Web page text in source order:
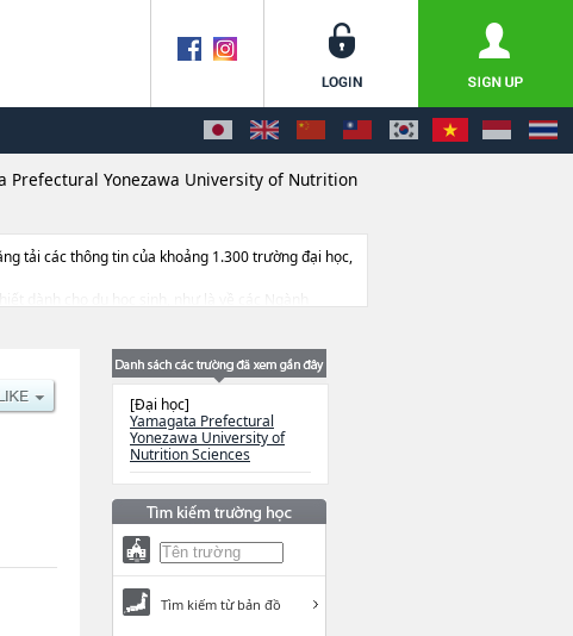
Prefectural Yonezawa University of Nutrition
tải các thông tin của khoảng 1.300 trường đại học,
dành cho du học sinh, như là về các Ngành
[Đại học]
Yamagata Prefectural
Yonezawa University of
Nutrition Sciences
Tìm kiếm từ bản đồ